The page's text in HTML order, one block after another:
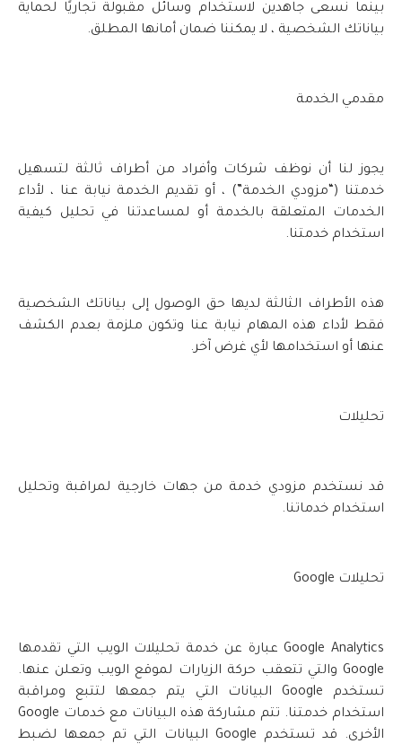
بينما نسعى جاهدين لاستخدام وسائل مقبولة تجاريًا لحماية
بياناتك الشخصية ، لا يمكننا ضمان أمانها المطلق.
مقدمي الخدمة
يجوز لنا أن نوظف شركات وأفراد من أطراف ثالثة لتسهيل
خدمتنا (“مزودي الخدمة”) ، أو تقديم الخدمة نيابة عنا ، لأداء
الخدمات المتعلقة بالخدمة أو لمساعدتنا في تحليل كيفية
استخدام خدمتنا.
هذه الأطراف الثالثة لديها حق الوصول إلى بياناتك الشخصية
فقط لأداء هذه المهام نيابة عنا وتكون ملزمة بعدم الكشف
عنها أو استخدامها لأي غرض آخر.
تحليلات
قد نستخدم مزودي خدمة من جهات خارجية لمراقبة وتحليل
استخدام خدماتنا.
تحليلات Google
Google Analytics عبارة عن خدمة تحليلات الويب التي تقدمها
Google والتي تتعقب حركة الزيارات لموقع الويب وتعلن عنها.
تستخدم Google البيانات التي يتم جمعها لتتبع ومراقبة
استخدام خدمتنا. تتم مشاركة هذه البيانات مع خدمات Google
الأخرى. قد تستخدم Google البيانات التي تم جمعها لضبط